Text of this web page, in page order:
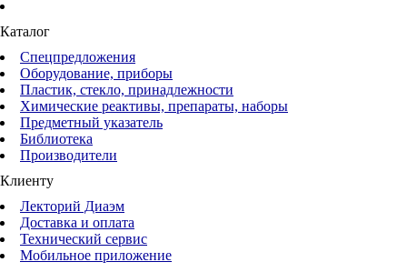
Каталог
Спецпредложения
Оборудование, приборы
Пластик, стекло, принадлежности
Химические реактивы, препараты, наборы
Предметный указатель
Библиотека
Производители
Клиенту
Лекторий Диаэм
Доставка и оплата
Технический сервис
Мобильное приложение